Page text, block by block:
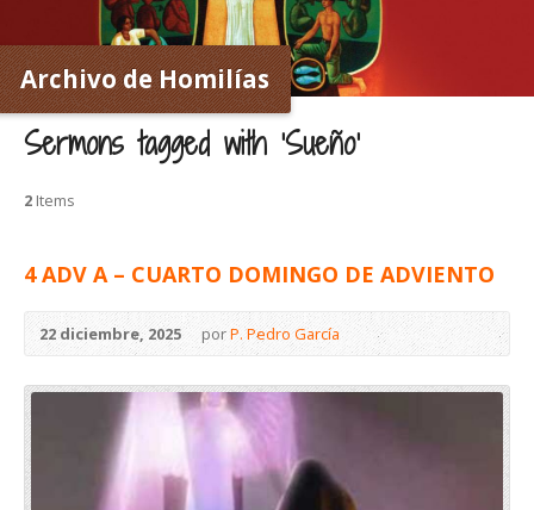
Archivo de Homilías
Sermons tagged with ‘Sueño’
2 Items
4 ADV A – CUARTO DOMINGO DE ADVIENTO
22 diciembre, 2025 porP. Pedro García